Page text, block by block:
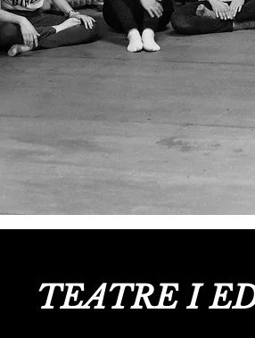
TEATRE I